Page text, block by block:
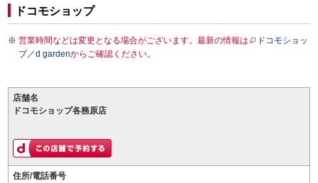
ドコモショップ
営業時間などは変更となる場合がございます。最新の情報は
ドコモショッ
プ／d gardenからご確認ください。
店舗名
ドコモショップ各務原店
住所/電話番号